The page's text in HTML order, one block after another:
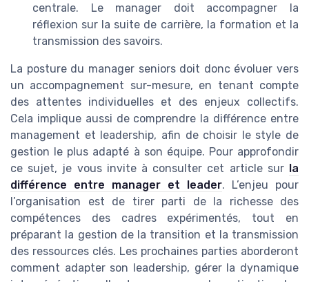
centrale. Le manager doit accompagner la
réflexion sur la suite de carrière, la formation et la
transmission des savoirs.
La posture du manager seniors doit donc évoluer vers
un accompagnement sur-mesure, en tenant compte
des attentes individuelles et des enjeux collectifs.
Cela implique aussi de comprendre la différence entre
management et leadership, afin de choisir le style de
gestion le plus adapté à son équipe. Pour approfondir
ce sujet, je vous invite à consulter cet article sur la
différence entre manager et leader. L’enjeu pour
l’organisation est de tirer parti de la richesse des
compétences des cadres expérimentés, tout en
préparant la gestion de la transition et la transmission
des ressources clés. Les prochaines parties aborderont
comment adapter son leadership, gérer la dynamique